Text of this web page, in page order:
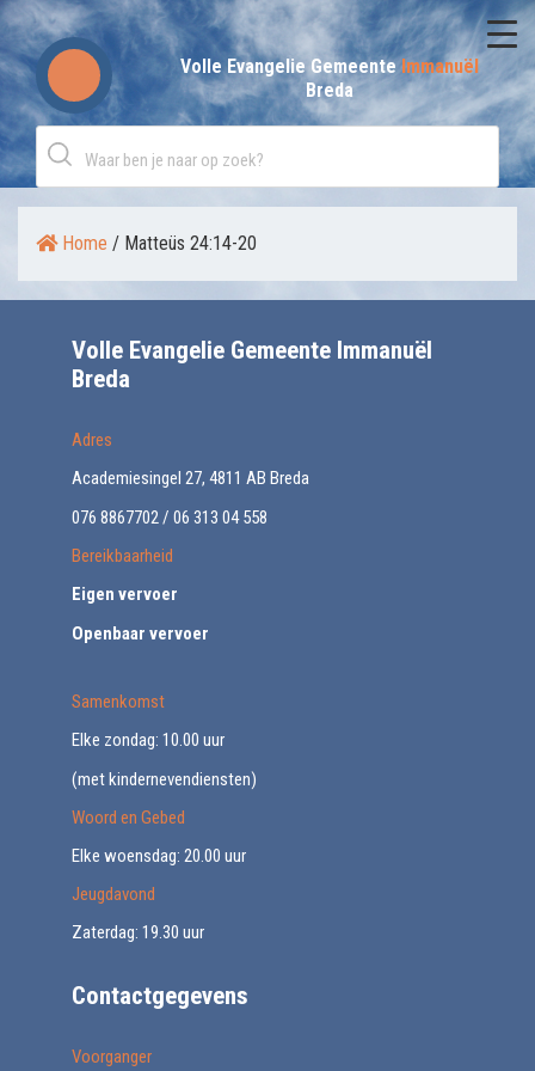
Skip
to
content
Volle Evangelie GemeenteImmanuël
Breda
Home / Matteüs 24:14-20
Volle Evangelie Gemeente Immanuël
Breda
Adres
Academiesingel 27, 4811 AB Breda
076 8867702 / 06 313 04 558
Bereikbaarheid
Eigen vervoer
Openbaar vervoer
Samenkomst
Elke zondag: 10.00 uur
(met kindernevendiensten)
Woord en Gebed
Elke woensdag: 20.00 uur
Jeugdavond
Zaterdag: 19.30 uur
Contactgegevens
Voorganger